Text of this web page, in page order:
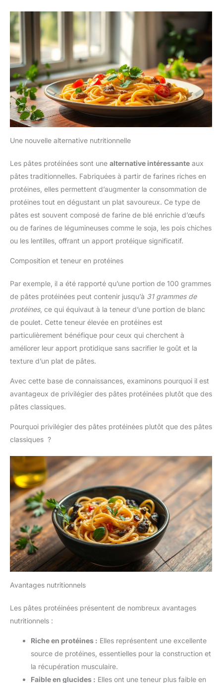
Une nouvelle alternative nutritionnelle
Les pâtes protéinées sont une alternative intéressante aux
pâtes traditionnelles. Fabriquées à partir de farines riches en
protéines, elles permettent d’augmenter la consommation de
protéines tout en dégustant un plat savoureux. Ce type de
pâtes est souvent composé de farine de blé enrichie d’œufs
ou de farines de légumineuses comme le soja, les pois chiches
ou les lentilles, offrant un apport protéique significatif.
Composition et teneur en protéines
Par exemple, il a été rapporté qu’une portion de 100 grammes
de pâtes protéinées peut contenir jusqu’à 31 grammes de
protéines, ce qui équivaut à la teneur d’une portion de blanc
de poulet. Cette teneur élevée en protéines est
particulièrement bénéfique pour ceux qui cherchent à
améliorer leur apport protidique sans sacrifier le goût et la
texture d’un plat de pâtes.
Avec cette base de connaissances, examinons pourquoi il est
avantageux de privilégier des pâtes protéinées plutôt que des
pâtes classiques.
Pourquoi privilégier des pâtes protéinées plutôt que des pâtes
classiques ?
Avantages nutritionnels
Les pâtes protéinées présentent de nombreux avantages
nutritionnels :
Riche en protéines : Elles représentent une excellente
source de protéines, essentielles pour la construction et
la récupération musculaire.
Faible en glucides : Elles ont une teneur plus faible en